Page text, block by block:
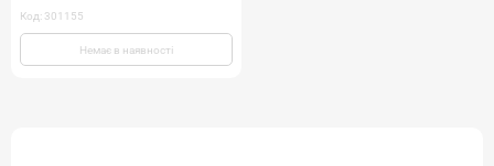
Код: 301155
Немає в наявності